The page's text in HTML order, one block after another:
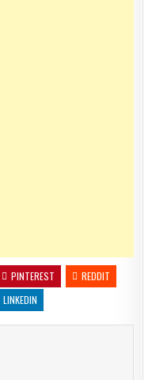
PINTEREST
REDDIT
LINKEDIN